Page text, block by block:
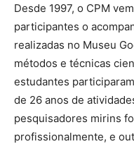
Desde 1997, o CPM
participantes o
realizadas no Museu
métodos e técnicas
estudantes
de 26 anos de
pesquisadores mirins
profissionalmente, e